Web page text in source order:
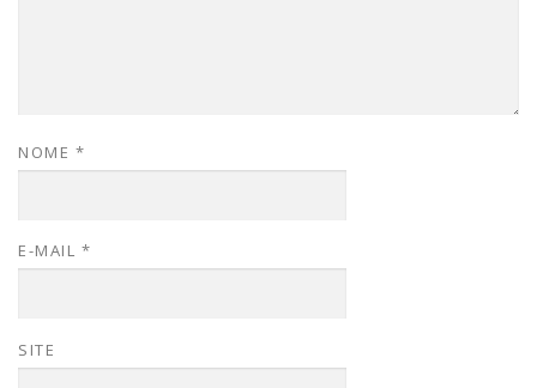
NOME *
E-MAIL *
SITE